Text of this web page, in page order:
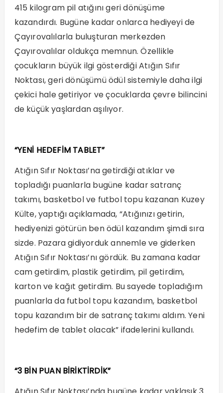
415 kilogram pil atığını geri dönüşüme
kazandırdı. Bugüne kadar onlarca hediyeyi de
Çayırovalılarla buluşturan merkezden
Çayırovalılar oldukça memnun. Özellikle
çocukların büyük ilgi gösterdiği Atığın Sıfır
Noktası, geri dönüşümü ödül sistemiyle daha ilgi
çekici hale getiriyor ve çocuklarda çevre bilincini
de küçük yaşlardan aşılıyor.
“YENİ HEDEFİM TABLET”
Atığın Sıfır Noktası’na getirdiği atıklar ve
topladığı puanlarla bugüne kadar satranç
takımı, basketbol ve futbol topu kazanan Kuzey
Külte, yaptığı açıklamada, “Atığınızı getirin,
hediyenizi götürün ben ödül kazandım şimdi sıra
sizde. Pazara gidiyorduk annemle ve giderken
Atığın Sıfır Noktası’nı gördük. Bu zamana kadar
cam getirdim, plastik getirdim, pil getirdim,
karton ve kağıt getirdim. Bu sayede topladığım
puanlarla da futbol topu kazandım, basketbol
topu kazandım bir de satranç takımı aldım. Yeni
hedefim de tablet olacak” ifadelerini kullandı.
“3 BİN PUAN BİRİKTİRDİK”